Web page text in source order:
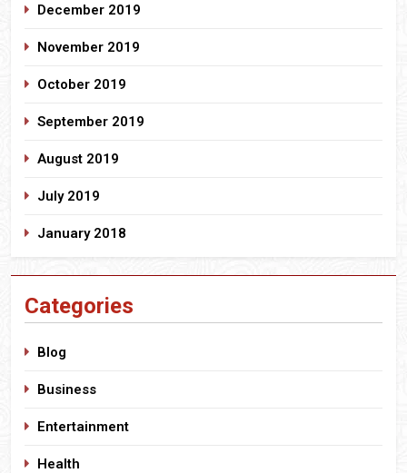
December 2019
November 2019
October 2019
September 2019
August 2019
July 2019
January 2018
Categories
Blog
Business
Entertainment
Health